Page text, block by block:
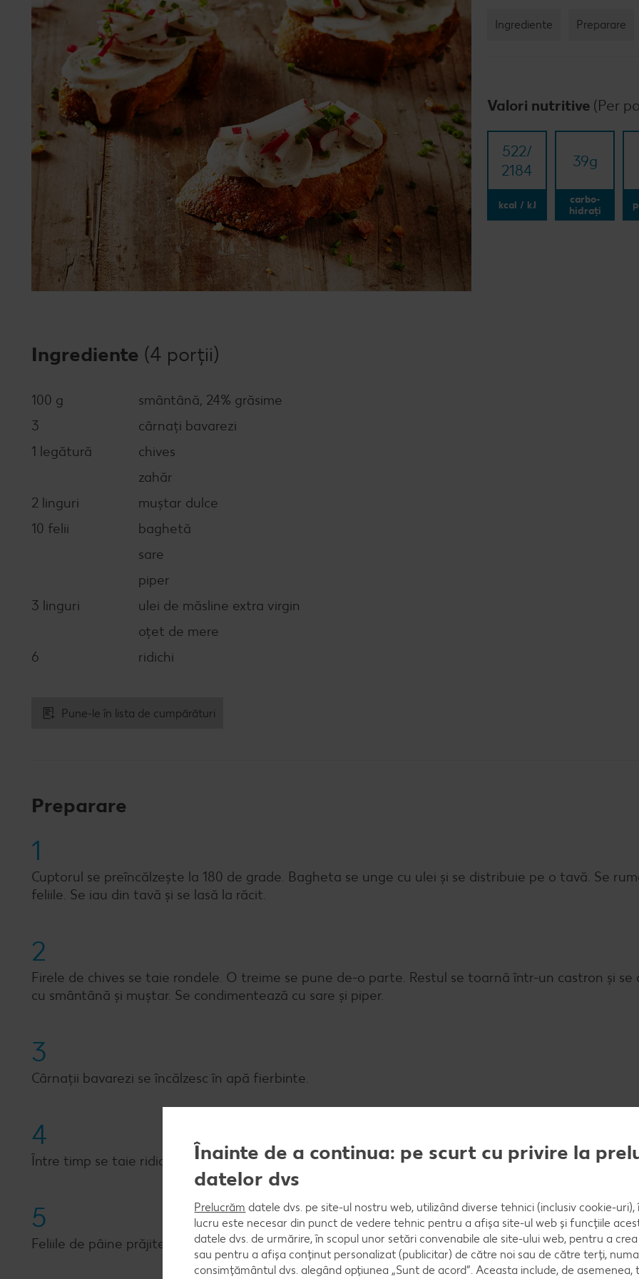
Ingrediente Preparare
Valori nutritive (Per
522/​
2184
kcal / kJ
39g
carbo-
hidrați
Ingrediente (4 porții)
100 g
smântână, 24% grăsime
3
cârnați bavarezi
1 legătură
chives
zahăr
2 linguri
muștar dulce
10 felii
baghetă
sare
piper
3 linguri
ulei de măsline extra virgin
oțet de mere
6
ridichi
Pune-le în lista de cumpărături
Preparare
1
Cuptorul se preîncălzește la 180 de grade. Bagheta se unge cu ulei și se distribuie pe o tavă. Se
feliile. Se iau din tavă și se lasă la răcit.
2
Firele de chives se taie rondele. O treime se pune de-o parte. Restul se toarnă într-un castron și se
cu smântână și muștar. Se condimentează cu sare și piper.
3
Cârnații bavarezi se încălzesc în apă fierbinte.
4
Între timp se taie ridichile în felii fine și se marinează cu oțet, un vârf de cuțit de zahăr, sare și piper.
5
Feliile de pâine prăjite se ung cu crema din chives și muștar.
Înainte de a continua: pe scurt cu privire la
datelor dvs
Prelucrăm datele dvs. pe site-ul nostru web, utilizând diverse tehnici (inclusiv cookie-
lucru este necesar din punct de vedere tehnic pentru a afișa site-ul web și funcțiile
datele dvs. de urmărire, în scopul unor setări convenabile ale site-ului web, pentru a
sau pentru a afișa conținut personalizat (publicitar) de către noi sau de către terți,
consimțământul dvs. alegând opțiunea „Sunt de acord”. Aceasta include, de